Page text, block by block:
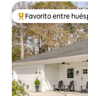
De los mejores en
Favorito entre